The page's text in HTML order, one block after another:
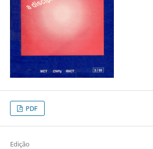
PDF
Edição